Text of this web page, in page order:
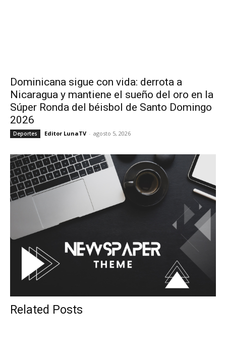
Dominicana sigue con vida: derrota a
Nicaragua y mantiene el sueño del oro en la
Súper Ronda del béisbol de Santo Domingo
2026
Deportes Editor LunaTV - agosto 5, 2026
Related Posts